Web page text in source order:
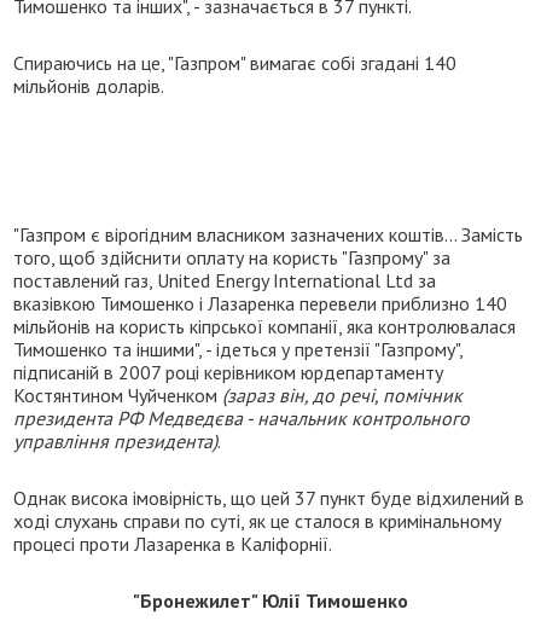
Тимошенко та інших", - зазначається в 37 пункті.
Спираючись на це, "Газпром" вимагає собі згадані 140
мільйонів доларів.
"Газпром є вірогідним власником зазначених коштів... Замість
того, щоб здійснити оплату на користь "Газпрому" за
поставлений газ, United Energy International Ltd за
вказівкою Тимошенко і Лазаренка перевели приблизно 140
мільйонів на користь кіпрської компанії, яка контролювалася
Тимошенко та іншими", - ідеться у претензії "Газпрому",
підписаній в 2007 році керівником юрдепартаменту
Костянтином Чуйченком (зараз він, до речі, помічник
президента РФ Медведєва - начальник контрольного
управління президента).
Однак висока імовірність, що цей 37 пункт буде відхилений в
ході слухань справи по суті, як це сталося в кримінальному
процесі проти Лазаренка в Каліфорнії.
"Бронежилет" Юлії Тимошенко